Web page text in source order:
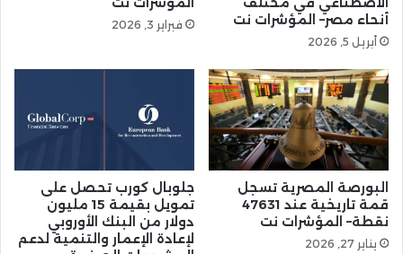
أنحاء مصر– المؤشرات نت
أبريل 5, 2026
فبراير 3, 2026
البورصة المصرية تسجل
قمة تاريخية عند 47631
نقطة– المؤشرات نت
يناير 27, 2026
جلوبال كورب تحصل على
تمويل بقيمة 15 مليون
دولار من البنك الأوروبي
لإعادة الإعمار والتنمية لدعم